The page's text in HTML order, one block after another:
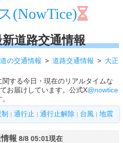
(NowTice)
道路交通情報
の交通情報 道路交通情報
大正
する今日・現在のリアルタイムな
お届けしています。公式X@nowtice
通行止 通行止解除 台風 地震
報 8/8 05:01現在